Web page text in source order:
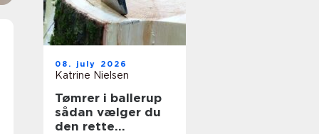
08. july 2026
Katrine Nielsen
Tømrer i ballerup
sådan vælger du
den rette